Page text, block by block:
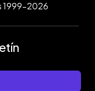
1999-2026